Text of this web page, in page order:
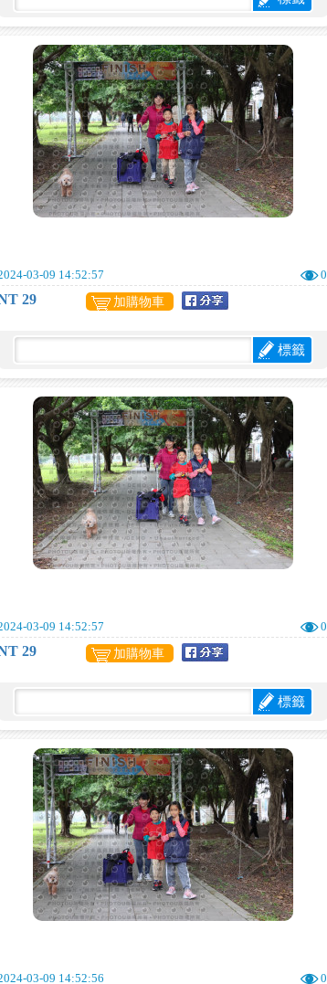
03-09 14:52:57 0
29 加購物車
標籤
03-09 14:52:57 0
29 加購物車
標籤
03-09 14:52:56 0